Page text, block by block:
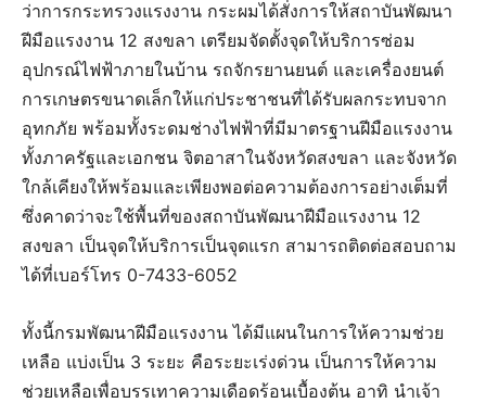
ว่าการกระทรวงแรงงาน กระผมได้สั่งการให้สถาบันพัฒนา
ฝีมือแรงงาน 12 สงขลา เตรียมจัดตั้งจุดให้บริการซ่อม
อุปกรณ์ไฟฟ้าภายในบ้าน รถจักรยานยนต์ และเครื่องยนต์
การเกษตรขนาดเล็กให้แก่ประชาชนที่ได้รับผลกระทบจาก
อุทกภัย พร้อมทั้งระดมช่างไฟฟ้าที่มีมาตรฐานฝีมือแรงงาน
ทั้งภาครัฐและเอกชน จิตอาสาในจังหวัดสงขลา และจังหวัด
ใกล้เคียงให้พร้อมและเพียงพอต่อความต้องการอย่างเต็มที่
ซึ่งคาดว่าจะใช้พื้นที่ของสถาบันพัฒนาฝีมือแรงงาน 12
สงขลา เป็นจุดให้บริการเป็นจุดแรก สามารถติดต่อสอบถาม
ได้ที่เบอร์โทร 0-7433-6052
ทั้งนี้กรมพัฒนาฝีมือแรงงาน ได้มีแผนในการให้ความช่วย
เหลือ แบ่งเป็น 3 ระยะ คือระยะเร่งด่วน เป็นการให้ความ
ช่วยเหลือเพื่อบรรเทาความเดือดร้อนเบื้องต้น อาทิ นำเจ้า